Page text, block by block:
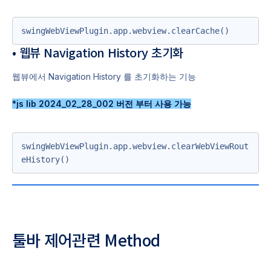
swingWebViewPlugin.app.webview.clearCache()
• 웹뷰 Navigation History 초기화
웹뷰에서 Navigation History 를 초기화하는 기능
*js lib 2024_02_28_002 버전 부터 사용 가능
swingWebViewPlugin.app.webview.clearWebViewRout
eHistory()
툴바 제어관련 Method